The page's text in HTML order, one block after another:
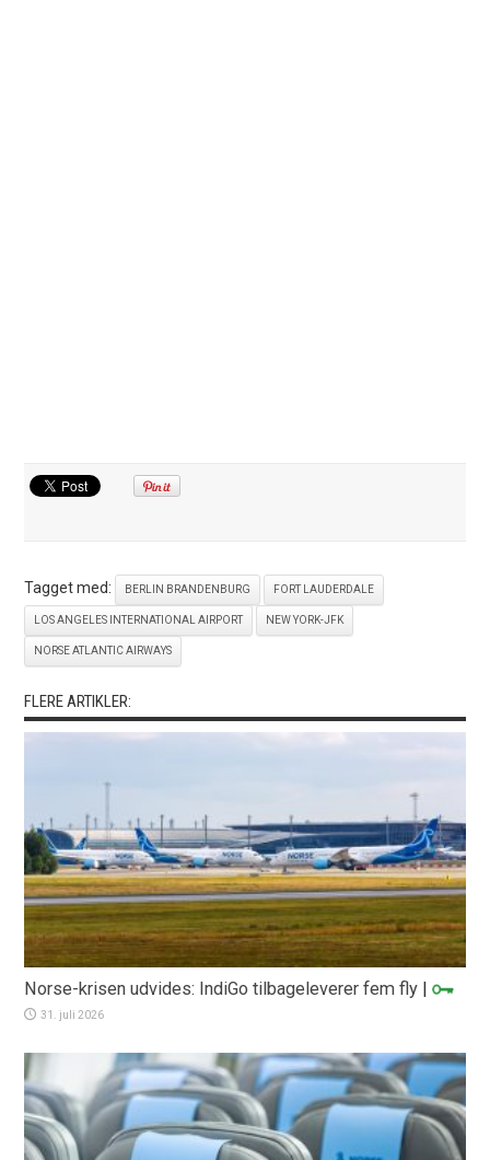
Tagget med: BERLIN BRANDENBURG FORT LAUDERDALE
LOS ANGELES INTERNATIONAL AIRPORT NEW YORK-JFK
NORSE ATLANTIC AIRWAYS
FLERE ARTIKLER:
Norse-krisen udvides: IndiGo tilbageleverer fem fly |
31. juli 2026